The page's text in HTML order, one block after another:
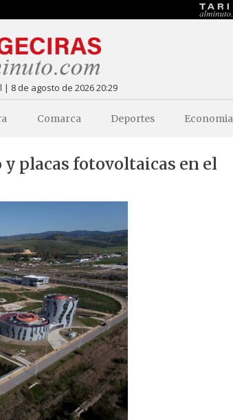
| 8 de agosto de 2026 20:29
Comarca Deportes Economia
placas fotovoltaicas en el